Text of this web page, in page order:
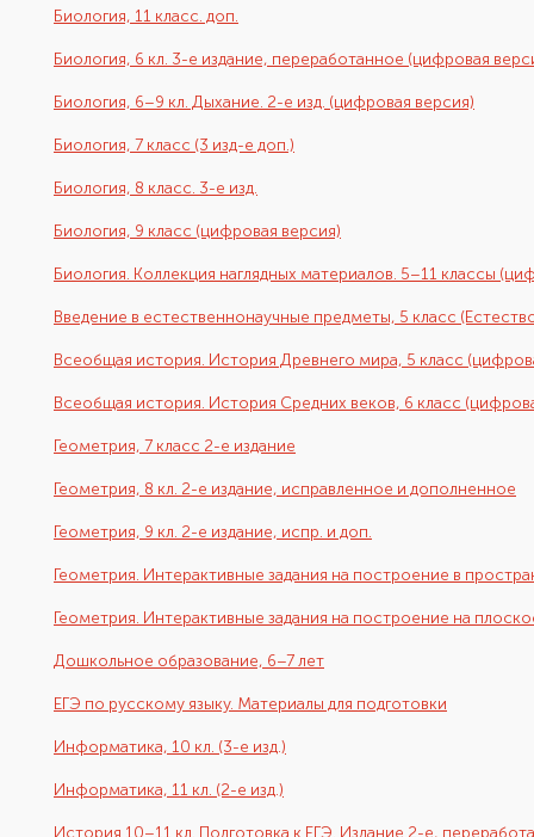
Биология, 11 класс. доп.
Биология, 6 кл. 3-е издание, переработанное (цифровая
Биология, 6–9 кл. Дыхание. 2-е изд. (цифровая версия)
Биология, 7 класс (3 изд-е доп.)
Биология, 8 класс. 3-е изд.
Биология, 9 класс (цифровая версия)
Биология. Коллекция наглядных материалов. 5–11 классы
Введение в естественнонаучные предметы, 5 класс
Всеобщая история. История Древнего мира, 5 класс
Всеобщая история. История Средних веков, 6 класс
Геометрия, 7 класс 2-е издание
Геометрия, 8 кл. 2-е издание, исправленное и дополненное
Геометрия, 9 кл. 2-е издание, испр. и доп.
Геометрия. Интерактивные задания на построение в
Геометрия. Интерактивные задания на построение на
Дошкольное образование, 6–7 лет
ЕГЭ по русскому языку. Материалы для подготовки
Информатика, 10 кл. (3-е изд.)
Информатика, 11 кл. (2-е изд.)
История 10–11 кл. Подготовка к ЕГЭ. Издание 2-е,